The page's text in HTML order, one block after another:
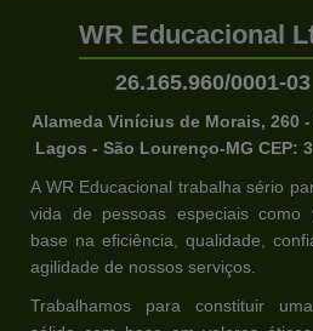
WR Educacional
26.165.960/0001-03
Alameda Vinícius de Morais, 260
Lagos - São Lourenço-MG CEP:
A WR Educacional trabalha sério
vida de pessoas especiais como
base na eficiência, qualidade,
agilidade de nossos serviços.
Trabalhamos para constituir